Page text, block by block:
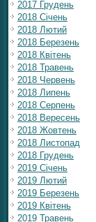
2017 Грудень
2018 Січень
2018 Лютий
2018 Березень
2018 Квітень
2018 Травень
2018 Червень
2018 Липень
2018 Серпень
2018 Вересень
2018 Жовтень
2018 Листопад
2018 Грудень
2019 Січень
2019 Лютий
2019 Березень
2019 Квітень
2019 Травень